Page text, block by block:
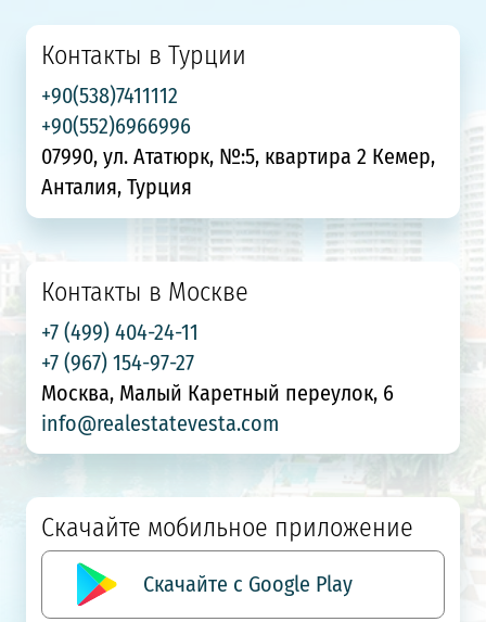
Контакты в Турции
+90(538)7411112
+90(552)6966996
07990, ул. Ататюрк, №:5, квартира 2 Кемер,
Анталия, Турция
Контакты в Москве
+7 (499) 404-24-11
+7 (967) 154-97-27
Москва, Малый Каретный переулок, 6
info@realestatevesta.com
Скачайте мобильное приложение
Скачайте с Google Play